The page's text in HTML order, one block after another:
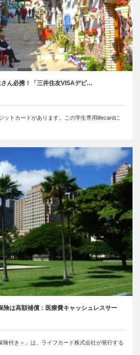
ん必携！「三井住友VISAデビ…
ットカードがあります。この学生専用lifecardに
険は高額補償：医療費キャッシュレスサー
険付き＞」は、ライフカード株式会社が発行する